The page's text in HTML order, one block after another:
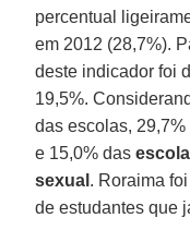
percentual
em 2012 (28,7%).
deste indicador foi
19,5%.
das escolas,
e 15,0% das
sexual . Roraima
de estudantes que